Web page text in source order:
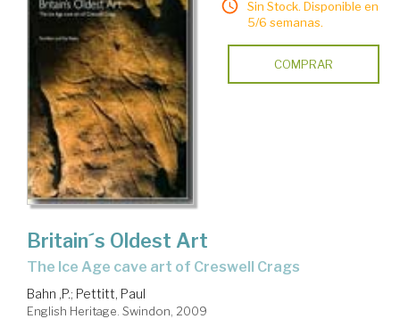
Sin Stock. Disponible en
5/6 semanas.
COMPRAR
Britain´s Oldest Art
the Ice Age cave art of Creswell Crags
Bahn ,P.; Pettitt, Paul
English Heritage. Swindon, 2009